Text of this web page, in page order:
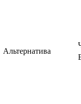
Альтернатива